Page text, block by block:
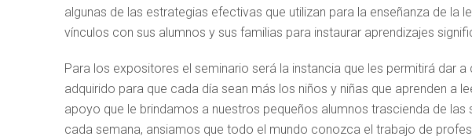
algunas de las estrategias efectivas que utilizan para la enseñanza de la
vínculos con sus alumnos y sus familias para instaurar aprendizajes
Para los expositores el seminario será la instancia que les permitirá dar
adquirido para que cada día sean más los niños y niñas que aprenden a
apoyo que le brindamos a nuestros pequeños alumnos trascienda de
cada semana, ansiamos que todo el mundo conozca el trabajo de